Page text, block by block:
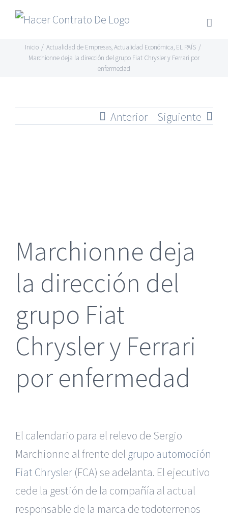
Skip
content
Inicio / Actualidad de Empresas,Actualidad Económica, EL PAÍS /
Marchionne deja la dirección del grupo Fiat Chrysler y Ferrari por
enfermedad
Anterior Siguiente
Marchionne deja
la dirección del
grupo Fiat
Chrysler y Ferrari
por enfermedad
El calendario para el relevo de Sergio
Marchionne al frente del grupo automoción
Fiat Chrysler (FCA) se adelanta. El ejecutivo
cede la gestión de la compañía al actual
responsable de la marca de todoterrenos